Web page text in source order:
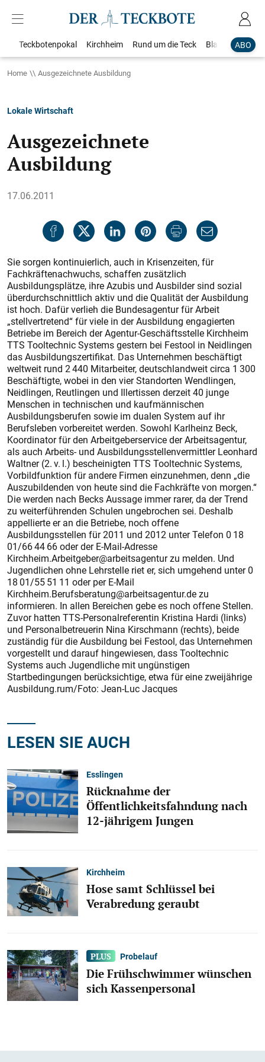
ABO
Teckbotenpokal Kirchheim Rund um die Teck Blaulicht
Home Ausgezeichnete Ausbildung
Lokale Wirtschaft
Ausgezeichnete
Ausbildung
17.06.2011
Sie sorgen kontinuierlich, auch in Krisenzeiten, für
Fachkräftenachwuchs, schaffen zusätzlich
Ausbildungsplätze, ihre Azubis und Ausbilder sind sozial
überdurchschnittlich aktiv und die Qualität der Ausbildung
ist hoch. Dafür verlieh die Bundesagentur für Arbeit
„stellvertretend“ für viele in der Ausbildung engagierten
Betriebe im Bereich der Agentur-Geschäftsstelle Kirchheim
TTS Tooltechnic Systems gestern bei Festool in Neidlingen
das Ausbildungszertifikat. Das Unternehmen beschäftigt
weltweit rund 2 440 Mitarbeiter, deutschlandweit circa 1 300
Beschäftigte, wobei in den vier Standorten Wendlingen,
Neidlingen, Reutlingen und Illertissen derzeit 40 junge
Menschen in technischen und kaufmännischen
Ausbildungsberufen sowie im dualen System auf ihr
Berufsleben vorbereitet werden. Sowohl Karlheinz Beck,
Koordinator für den Arbeitgeberservice der Arbeitsagentur,
als auch Arbeits- und Ausbildungsstellenvermittler Leonhard
Waltner (2. v. l.) bescheinigten TTS Tooltechnic Systems,
Vorbildfunktion für andere Firmen einzunehmen, denn „die
Auszubildenden von heute sind die Fachkräfte von morgen.“
Die werden nach Becks Aussage immer rarer, da der Trend
zu weiterführenden Schulen ungebrochen sei. Deshalb
appellierte er an die Betriebe, noch offene
Ausbildungsstellen für 2011 und 2012 unter Telefon 0 18
01/66 44 66 oder der E-Mail-Adresse
Kirchheim.Arbeitgeber@arbeitsagentur zu melden. Und
Jugendlichen ohne Lehrstelle riet er, sich umgehend unter 0
18 01/55 51 11 oder per E-Mail
Kirchheim.Berufsberatung@arbeitsagentur.de zu
informieren. In allen Bereichen gebe es noch offene Stellen.
Zuvor hatten TTS-Personalreferentin Kristina Hardi (links)
und Personalbetreuerin Nina Kirschmann (rechts), beide
zuständig für die Ausbildung bei Festool, das Unternehmen
vorgestellt und darauf hingewiesen, dass Tooltechnic
Systems auch Jugendliche mit ungünstigen
Startbedingungen berücksichtige, etwa für eine zweijährige
Ausbildung.rum/Foto: Jean-Luc Jacques
LESEN SIE AUCH
Esslingen
Rücknahme der
Öffentlichkeitsfahndung nach
12-jährigem Jungen
Kirchheim
Hose samt Schlüssel bei
Verabredung geraubt
Probelauf
Die Frühschwimmer wünschen
sich Kassenpersonal